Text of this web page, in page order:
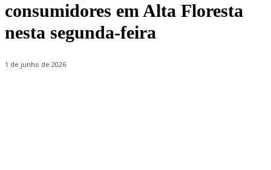
consumidores em Alta Floresta
nesta segunda-feira
1 de junho de 2026